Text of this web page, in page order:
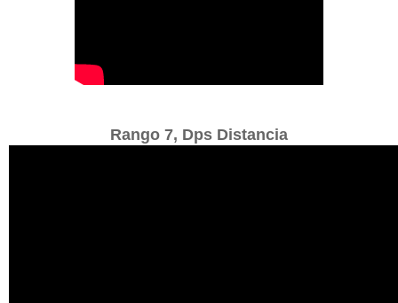
Rango 7, Dps Distancia